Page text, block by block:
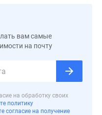
вам самые
на почту
на обработку своих
политику
согласие на получение